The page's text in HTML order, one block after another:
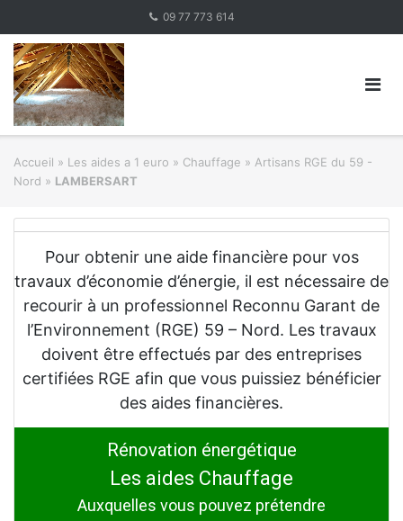
content
09 77 773 614
Accueil » Les aides a 1 euro » Chauffage » Artisans RGE du 59 -
Nord » LAMBERSART
Pour obtenir une aide financière pour vos
travaux d’économie d’énergie, il est nécessaire de
recourir à un professionnel Reconnu Garant de
l’Environnement (RGE) 59 – Nord. Les travaux
doivent être effectués par des entreprises
certifiées RGE afin que vous puissiez bénéficier
des aides financières.
Rénovation énergétique
Les aides Chauffage
Auxquelles vous pouvez prétendre